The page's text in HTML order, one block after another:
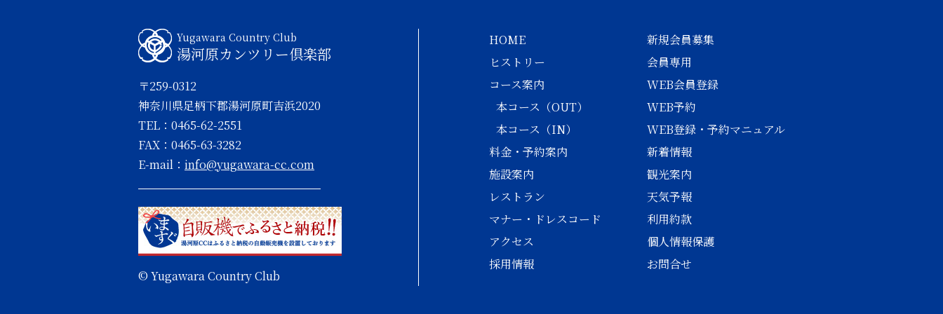
Yugawara Country Club
湯河原カンツリー倶楽部
〒259-0312
神奈川県足柄下郡湯河原町吉浜2020
TEL：0465-62-2551
FAX：0465-63-3282
E-mail： info@yugawara-cc.com
© Yugawara Country Club
HOME
ヒストリー
コース案内
本コース（OUT）
本コース（IN）
料金・予約案内
施設案内
レストラン
マナー・ドレスコード
アクセス
採用情報
新規会員募集
会員専用
WEB会員登録
WEB予約
WEB登録・予約マニュアル
新着情報
観光案内
天気予報
利用約款
個人情報保護
お問合せ